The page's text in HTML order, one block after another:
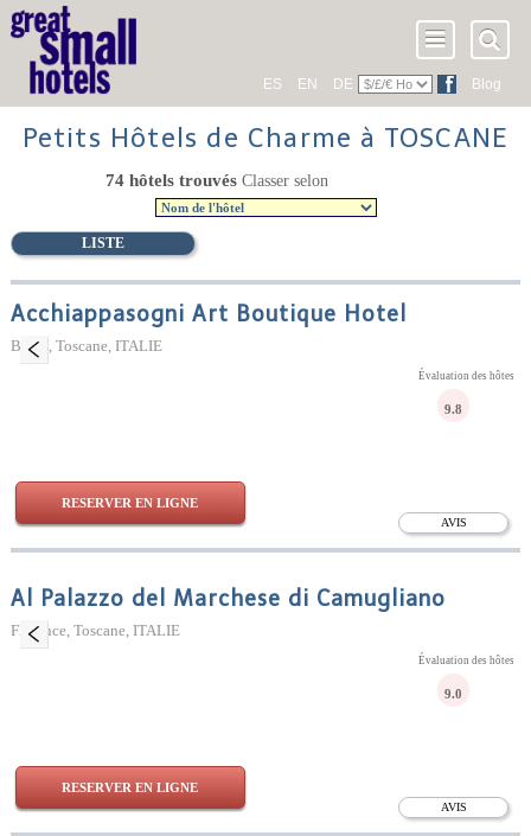
ES EN DE Blog
Petits Hôtels de Charme à TOSCANE
LISTE
74 hôtels trouvés Classer selon
Acchiappasogni Art Boutique Hotel
Barga, Toscane, ITALIE
AVIS
Évaluation des hôtes
9.8
RESERVER EN LIGNE
Al Palazzo del Marchese di Camugliano
Florence, Toscane, ITALIE
AVIS
Évaluation des hôtes
9.0
RESERVER EN LIGNE